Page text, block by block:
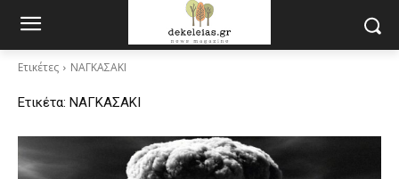
Ετικέτες ΝΑΓΚΑΣΑΚΙ
Ετικέτα: ΝΑΓΚΑΣΑΚΙ